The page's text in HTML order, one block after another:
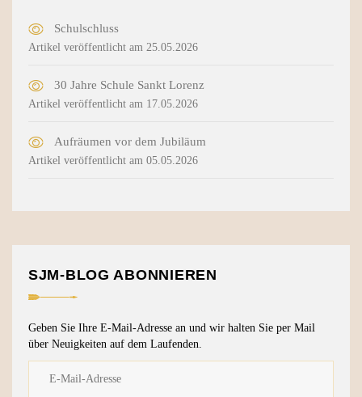
Schulschluss
Artikel veröffentlicht am 25.05.2026
30 Jahre Schule Sankt Lorenz
Artikel veröffentlicht am 17.05.2026
Aufräumen vor dem Jubiläum
Artikel veröffentlicht am 05.05.2026
SJM-BLOG ABONNIEREN
Geben Sie Ihre E-Mail-Adresse an und wir halten Sie per Mail
über Neuigkeiten auf dem Laufenden.